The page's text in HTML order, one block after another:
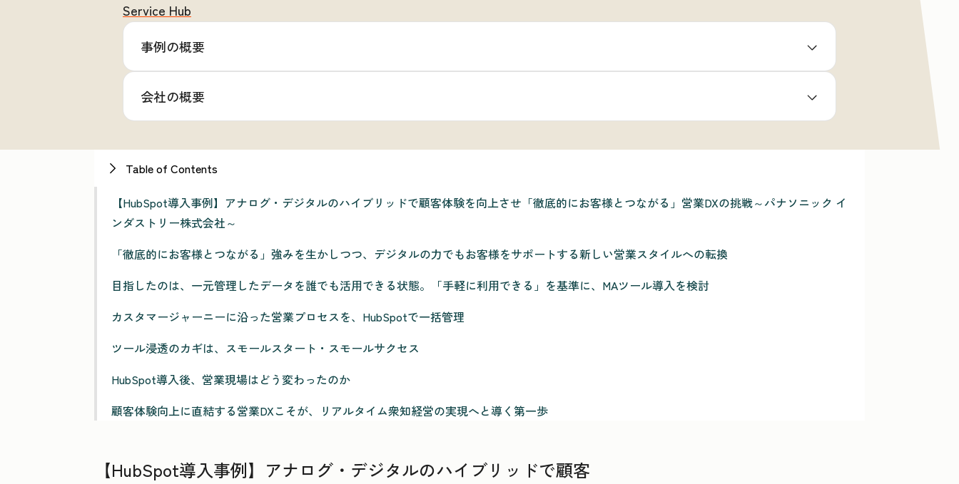
Service Hub
事例の概要
会社の概要
【HubSpot導入事例】アナログ・デジタルのハイブリッドで顧客
Table of Contents
【HubSpot導入事例】アナログ・デジタルのハイブリッドで顧客体験を向上させ「徹底的にお客様とつながる」営業DXの挑戦～パナソニック イ
ンダストリー株式会社～
「徹底的にお客様とつながる」強みを生かしつつ、デジタルの力でもお客様をサポートする新しい営業スタイルへの転換
目指したのは、一元管理したデータを誰でも活用できる状態。「手軽に利用できる」を基準に、MAツール導入を検討
カスタマージャーニーに沿った営業プロセスを、HubSpotで一括管理
ツール浸透のカギは、スモールスタート・スモールサクセス
HubSpot導入後、営業現場はどう変わったのか
顧客体験向上に直結する営業DXこそが、リアルタイム衆知経営の実現へと導く第一歩